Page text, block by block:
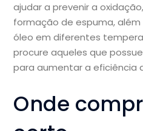
ajudar a prevenir a
formação de espuma,
óleo em diferentes
procure aqueles que
para aumentar a eficiência
Onde